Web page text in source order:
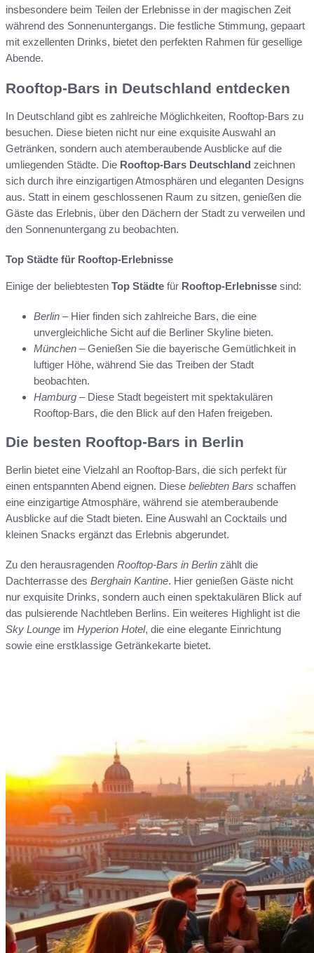
insbesondere beim Teilen der Erlebnisse in der magischen Zeit
während des Sonnenuntergangs. Die festliche Stimmung, gepaart
mit exzellenten Drinks, bietet den perfekten Rahmen für gesellige
Abende.
Rooftop-Bars in Deutschland entdecken
In Deutschland gibt es zahlreiche Möglichkeiten, Rooftop-Bars zu
besuchen. Diese bieten nicht nur eine exquisite Auswahl an
Getränken, sondern auch atemberaubende Ausblicke auf die
umliegenden Städte. Die Rooftop-Bars Deutschland zeichnen
sich durch ihre einzigartigen Atmosphären und eleganten Designs
aus. Statt in einem geschlossenen Raum zu sitzen, genießen die
Gäste das Erlebnis, über den Dächern der Stadt zu verweilen und
den Sonnenuntergang zu beobachten.
Top Städte für Rooftop-Erlebnisse
Einige der beliebtesten Top Städte für Rooftop-Erlebnisse sind:
Berlin – Hier finden sich zahlreiche Bars, die eine
unvergleichliche Sicht auf die Berliner Skyline bieten.
München – Genießen Sie die bayerische Gemütlichkeit in
luftiger Höhe, während Sie das Treiben der Stadt
beobachten.
Hamburg – Diese Stadt begeistert mit spektakulären
Rooftop-Bars, die den Blick auf den Hafen freigeben.
Die besten Rooftop-Bars in Berlin
Berlin bietet eine Vielzahl an Rooftop-Bars, die sich perfekt für
einen entspannten Abend eignen. Diese beliebten Bars schaffen
eine einzigartige Atmosphäre, während sie atemberaubende
Ausblicke auf die Stadt bieten. Eine Auswahl an Cocktails und
kleinen Snacks ergänzt das Erlebnis abgerundet.
Zu den herausragenden Rooftop-Bars in Berlin zählt die
Dachterrasse des Berghain Kantine. Hier genießen Gäste nicht
nur exquisite Drinks, sondern auch einen spektakulären Blick auf
das pulsierende Nachtleben Berlins. Ein weiteres Highlight ist die
Sky Lounge im Hyperion Hotel, die eine elegante Einrichtung
sowie eine erstklassige Getränkekarte bietet.